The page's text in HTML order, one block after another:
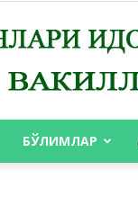
БЎЛИМЛАР